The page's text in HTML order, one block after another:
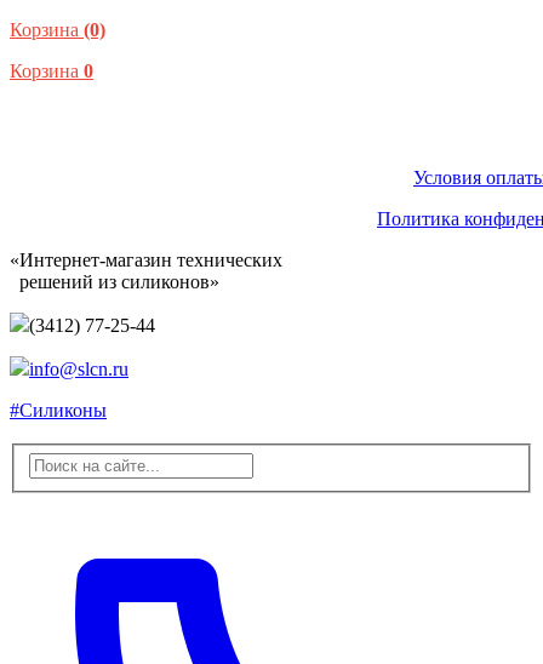
Корзина (0)
Корзина 0
Условия
Политика
«Интернет-магазин технических
решений из силиконов»
(3412) 77-25-44
info@slcn.ru
#Силиконы